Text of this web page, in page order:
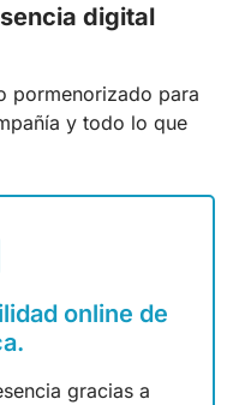
digital
pormenorizado para
y todo lo que
online de
gracias a